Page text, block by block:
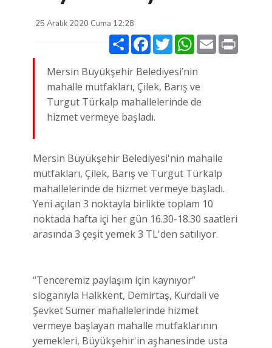
25 Aralık 2020 Cuma 12:28
Paylaş FacebookTwitter WhatsApp
Email
Mersin Büyükşehir Belediyesi’nin
mahalle mutfakları, Çilek, Barış ve
Turgut Türkalp mahallelerinde de
hizmet vermeye başladı.
Mersin Büyükşehir Belediyesi'nin mahalle
mutfakları, Çilek, Barış ve Turgut Türkalp
mahallelerinde de hizmet vermeye başladı.
Yeni açılan 3 noktayla birlikte toplam 10
noktada hafta içi her gün 16.30-18.30 saatleri
arasında 3 çeşit yemek 3 TL'den satılıyor.
“Tenceremiz paylaşım için kaynıyor”
sloganıyla Halkkent, Demirtaş, Kurdali ve
Şevket Sümer mahallelerinde hizmet
vermeye başlayan mahalle mutfaklarının
yemekleri, Büyükşehir'in aşhanesinde usta